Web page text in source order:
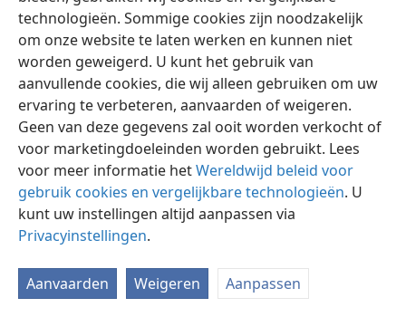
technologieën. Sommige cookies zijn noodzakelijk
om onze website te laten werken en kunnen niet
worden geweigerd. U kunt het gebruik van
aanvullende cookies, die wij alleen gebruiken om uw
ervaring te verbeteren, aanvaarden of weigeren.
Geen van deze gegevens zal ooit worden verkocht of
voor marketingdoeleinden worden gebruikt. Lees
voor meer informatie hetWereldwijd beleid voor
gebruik cookies en vergelijkbare technologieën. U
kunt uw instellingen altijd aanpassen via
Privacyinstellingen.
Aanvaarden Weigeren Aanpassen
Nederlands Instellingen
Copyright © 2026 Watch Tower Bible and Tract Society of Pennsylvania
Gebruiksvoorwaarden Privacybeleid
JW.ORG
Inloggen